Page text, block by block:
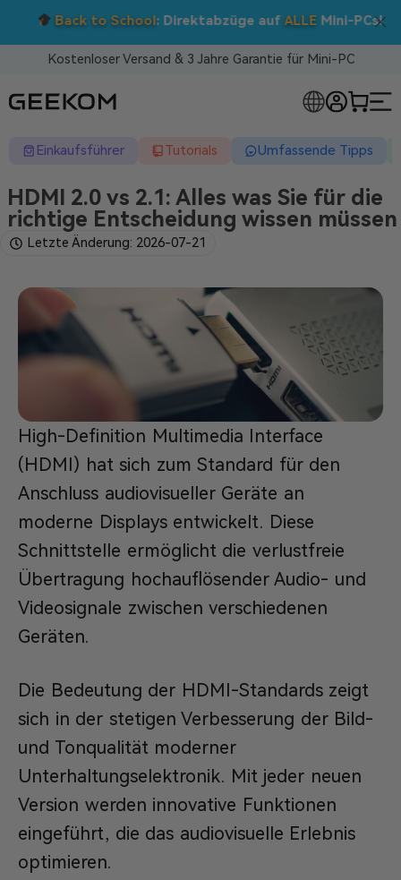
Back to School: Direktabzüge aufALLEMini-PCs!
Kostenloser Versand & 3 Jahre Garantie für Mini-PC
Einkaufsführer Tutorials Umfassende Tipps
HDMI 2.0 vs 2.1: Alles was Sie für die
richtige Entscheidung wissen müssen
Letzte Änderung: 2026-07-21
High-Definition Multimedia Interface
(HDMI) hat sich zum Standard für den
Anschluss audiovisueller Geräte an
moderne Displays entwickelt. Diese
Schnittstelle ermöglicht die verlustfreie
Übertragung hochauflösender Audio- und
Videosignale zwischen verschiedenen
Geräten.
Die Bedeutung der HDMI-Standards zeigt
sich in der stetigen Verbesserung der Bild-
und Tonqualität moderner
Unterhaltungselektronik. Mit jeder neuen
Version werden innovative Funktionen
eingeführt, die das audiovisuelle Erlebnis
optimieren.
MINI-PCS